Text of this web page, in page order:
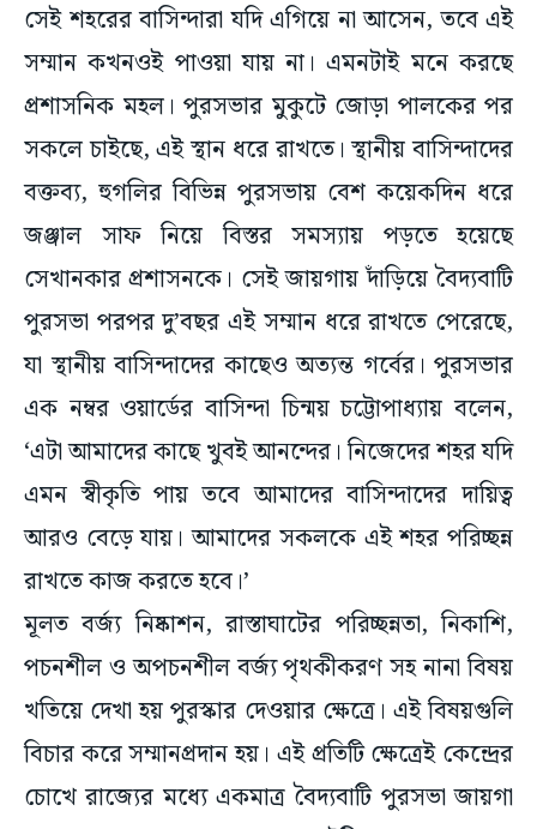
সেই শহরের বাসিন্দারা যদি এগিয়ে না আসেন, তবে এই
সম্মান কখনওই পাওয়া যায় না। এমনটাই মনে করছে
প্রশাসনিক মহল। পুরসভার মুকুটে জোড়া পালকের পর
সকলে চাইছে, এই স্থান ধরে রাখতে। স্থানীয় বাসিন্দাদের
বক্তব্য, হুগলির বিভিন্ন পুরসভায় বেশ কয়েকদিন ধরে
জঞ্জাল সাফ নিয়ে বিস্তর সমস্যায় পড়তে হয়েছে
সেখানকার প্রশাসনকে। সেই জায়গায় দাঁড়িয়ে বৈদ্যবাটি
পুরসভা পরপর দু’বছর এই সম্মান ধরে রাখতে পেরেছে,
যা স্থানীয় বাসিন্দাদের কাছেও অত্যন্ত গর্বের। পুরসভার
এক নম্বর ওয়ার্ডের বাসিন্দা চিন্ময় চট্টোপাধ্যায় বলেন,
‘এটা আমাদের কাছে খুবই আনন্দের। নিজেদের শহর যদি
এমন স্বীকৃতি পায় তবে আমাদের বাসিন্দাদের দায়িত্ব
আরও বেড়ে যায়। আমাদের সকলকে এই শহর পরিচ্ছন্ন
রাখতে কাজ করতে হবে।’
মূলত বর্জ্য নিষ্কাশন, রাস্তাঘাটের পরিচ্ছন্নতা, নিকাশি,
পচনশীল ও অপচনশীল বর্জ্য পৃথকীকরণ সহ নানা বিষয়
খতিয়ে দেখা হয় পুরস্কার দেওয়ার ক্ষেত্রে। এই বিষয়গুলি
বিচার করে সম্মানপ্রদান হয়। এই প্রতিটি ক্ষেত্রেই কেন্দ্রের
চোখে রাজ্যের মধ্যে একমাত্র বৈদ্যবাটি পুরসভা জায়গা